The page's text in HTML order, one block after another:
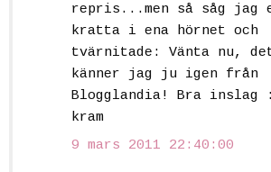
repris...men så såg jag
kratta i ena hörnet och
tvärnitade: Vänta nu, det
känner jag ju igen från
Blogglandia! Bra inslag
kram
9 mars 2011 22:40:00